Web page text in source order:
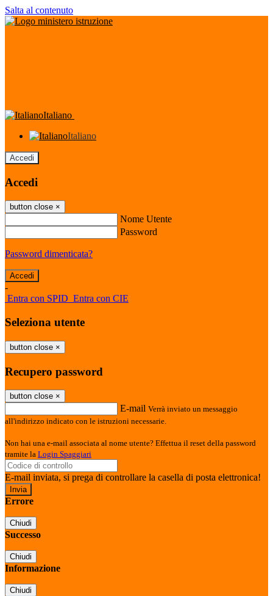
Salta al contenuto
Italiano
Italiano
Accedi
Accedi
button close ×
Nome Utente
Password
Password dimenticata?
-
Entra con SPID Entra con CIE
Seleziona utente
button close ×
Recupero password
button close ×
E-mail Verrà inviato un messaggio
all'indirizzo indicato con le istruzioni necessarie.
Non hai una e-mail associata al nome utente? Effettua il reset della password
tramite la Login Spaggiari
E-mail inviata, si prega di controllare la casella di posta elettronica!
Errore
Chiudi
Successo
Chiudi
Informazione
Chiudi